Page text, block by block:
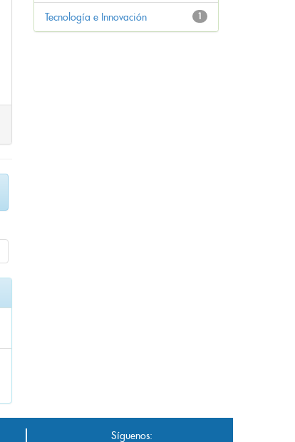
1
Tecnología e Innovación
Síguenos: